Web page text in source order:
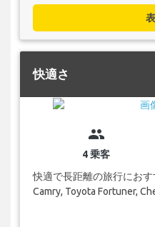
快適さ
group
4 乗客
快適で長距離の旅行におす
Camry, Toyota Fortuner,